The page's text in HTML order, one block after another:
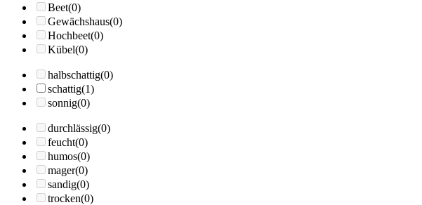
Beet(0)
Gewächshaus(0)
Hochbeet(0)
Kübel(0)
halbschattig(0)
schattig(1)
sonnig(0)
durchlässig(0)
feucht(0)
humos(0)
mager(0)
sandig(0)
trocken(0)